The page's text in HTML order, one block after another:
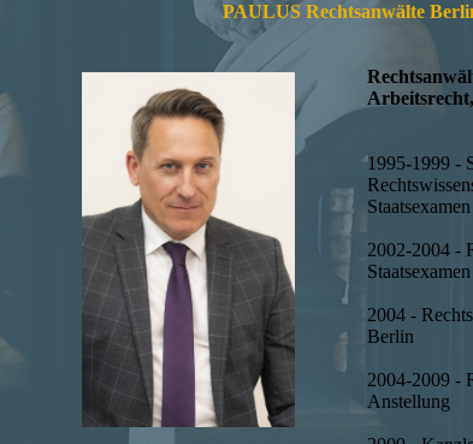
PAULUS Rechtsanwälte
1995-1999 -
Staatsexamen
2002-2004 -
Staatsexamen
2004 -
Berlin
2004-2009 -
Anstellung